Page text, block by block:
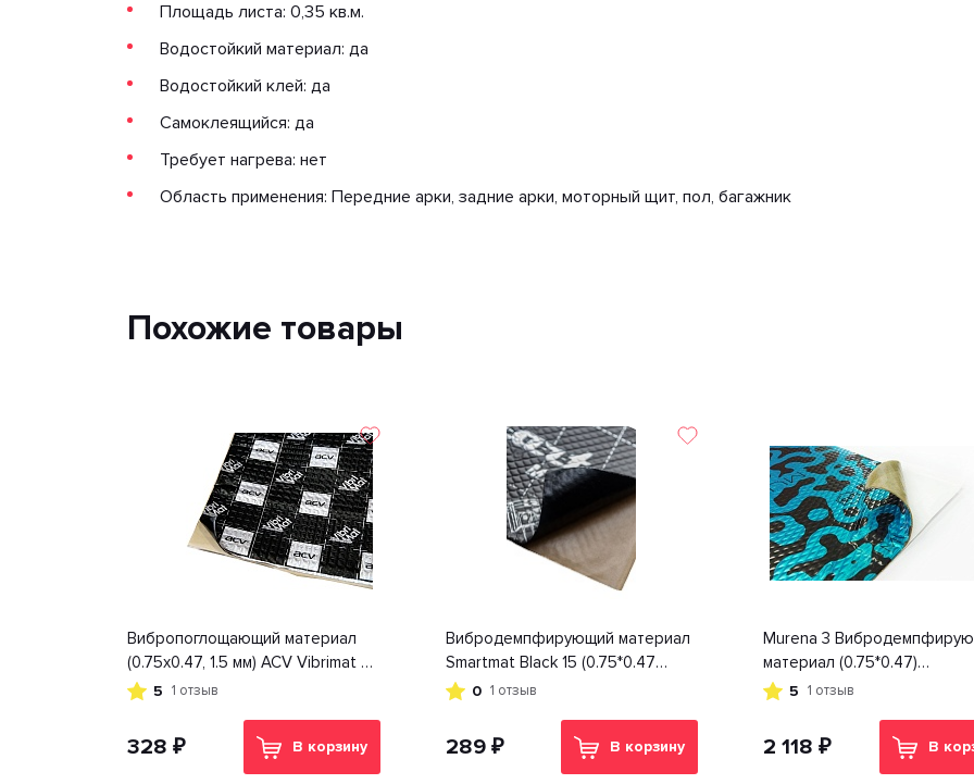
Площадь листа: 0,35 кв.м.
Водостойкий материал: да
Водостойкий клей: да
Самоклеящийся: да
Требует нагрева: нет
Область применения: Передние арки, задние арки, моторный щит, пол, багажник
Похожие товары
Вибропоглощающий материал
(0.75х0.47, 1.5 мм) ACV Vibrimat M1
| Цена указана за 1 лист
5 1 отзыв
328 ₽ В корзину
Вибродемпфирующий материал
Smartmat Black 15 (0.75*0.47
гофроящик) (15л/уп) | Цена
0 1 отзыв
289 ₽ В корзину
Murena 3
материал (0.75*0.47)
гофроящик+пленка | Цена
5 1 отзыв
2 118 ₽ В